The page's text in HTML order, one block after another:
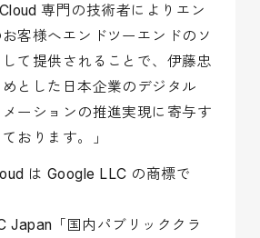
専門の技術者によりエン
客様へエンドツーエンドのソ
て提供されることで、伊藤忠
とした日本企業のデジタル
メーションの推進実現に寄与す
おります。」
は Google LLC の商標で
「国内パブリッククラ